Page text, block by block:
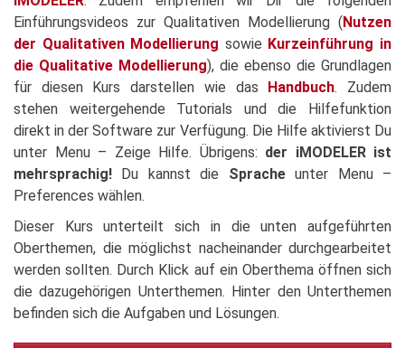
Einführungsvideos zur Qualitativen Modellierung (Nutzen
der Qualitativen Modellierung sowie Kurzeinführung in
die Qualitative Modellierung), die ebenso die Grundlagen
für diesen Kurs darstellen wie das Handbuch. Zudem
stehen weitergehende Tutorials und die Hilfefunktion
direkt in der Software zur Verfügung. Die Hilfe aktivierst Du
unter Menu – Zeige Hilfe. Übrigens: der iMODELER ist
mehrsprachig! Du kannst die Spracheunter Menu –
Preferences wählen.
Dieser Kurs unterteilt sich in die unten aufgeführten
Oberthemen, die möglichst nacheinander durchgearbeitet
werden sollten. Durch Klick auf ein Oberthema öffnen sich
die dazugehörigen Unterthemen. Hinter den Unterthemen
befinden sich die Aufgaben und Lösungen.